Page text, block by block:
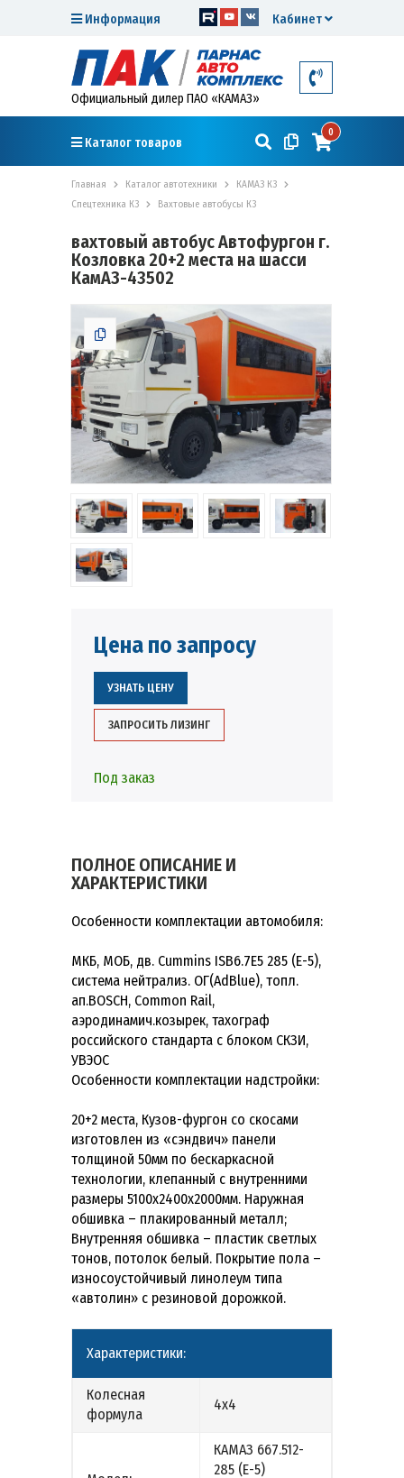
Кабинет
Информация
Официальный дилер ПАО «КАМАЗ»
Каталог товаров
0
Главная Каталог автотехники
КАМАЗ К3
Спецтехника К3
Вахтовые автобусы К3
вахтовый автобус Автофургон г.
Козловка 20+2 места на шасси
КамАЗ-43502
Цена по запросу
УЗНАТЬ ЦЕНУ
ЗАПРОСИТЬ ЛИЗИНГ
Под заказ
ПОЛНОЕ ОПИСАНИЕ И
ХАРАКТЕРИСТИКИ
Особенности комплектации автомобиля:
МКБ, МОБ, дв. Cummins ISB6.7E5 285 (Е-5),
система нейтрализ. ОГ(AdBlue), топл.
ап.BOSCH, Common Rail,
аэродинамич.козырек, тахограф
российского стандарта с блоком СКЗИ,
УВЭОС
Особенности комплектации надстройки:
20+2 места, Кузов-фургон со скосами
изготовлен из «сэндвич» панели
толщиной 50мм по бескаркасной
технологии, клепанный с внутренними
размеры 5100х2400х2000мм. Наружная
обшивка – плакированный металл;
Внутренняя обшивка – пластик светлых
тонов, потолок белый. Покрытие пола –
износоустойчивый линолеум типа
«автолин» с резиновой дорожкой.
Характеристики:
Колесная
формула
4х4
КАМАЗ 667.512-
285 (Е-5)